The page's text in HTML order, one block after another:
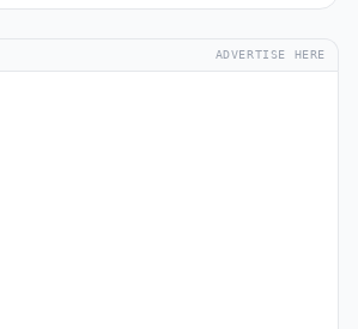
ADVERTISE HERE